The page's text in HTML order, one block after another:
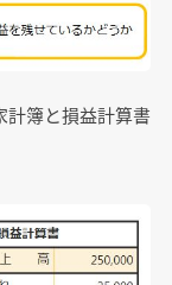
計簿と損益計算書